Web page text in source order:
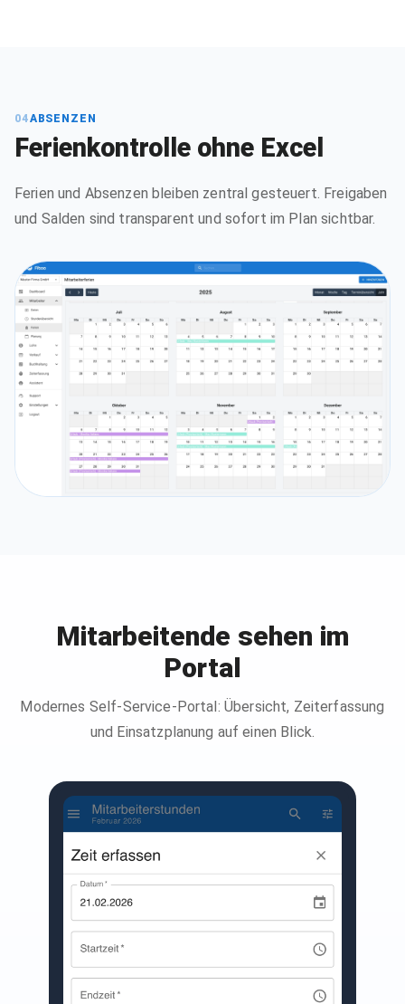
04ABSENZEN
Ferienkontrolle ohne Excel
Ferien und Absenzen bleiben zentral gesteuert. Freigaben
und Salden sind transparent und sofort im Plan sichtbar.
Mitarbeitende sehen im
Portal
Modernes Self-Service-Portal: Übersicht, Zeiterfassung
und Einsatzplanung auf einen Blick.